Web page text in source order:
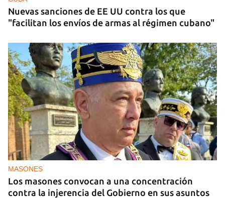
Nuevas sanciones de EE UU contra los que
"facilitan los envíos de armas al régimen cubano"
MASONES
Los masones convocan a una concentración
contra la injerencia del Gobierno en sus asuntos